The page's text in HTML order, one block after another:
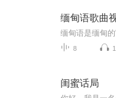
缅甸语歌曲
8
闺蜜话局